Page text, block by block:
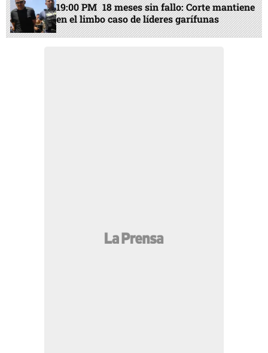
19:00 PM 18 meses sin fallo: Corte mantiene
en el limbo caso de líderes garífunas